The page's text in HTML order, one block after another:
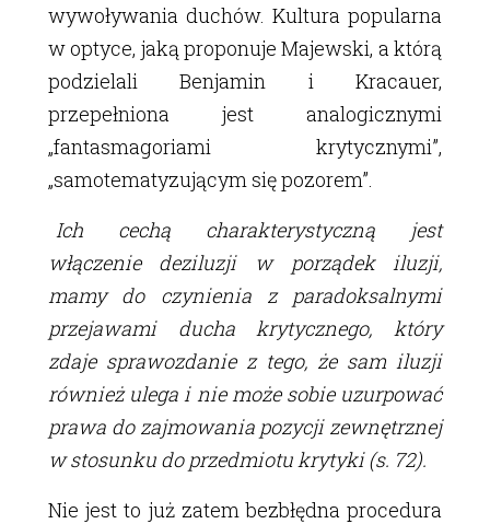
wywoływania duchów. Kultura popularna
w optyce, jaką proponuje Majewski, a którą
podzielali Benjamin i Kracauer,
przepełniona jest analogicznymi
„fantasmagoriami krytycznymi”,
„samotematyzującym się pozorem”.
Ich cechą charakterystyczną jest
włączenie deziluzji w porządek iluzji,
mamy do czynienia z paradoksalnymi
przejawami ducha krytycznego, który
zdaje sprawozdanie z tego, że sam iluzji
również ulega i nie może sobie uzurpować
prawa do zajmowania pozycji zewnętrznej
w stosunku do przedmiotu krytyki (s. 72).
Nie jest to już zatem bezbłędna procedura